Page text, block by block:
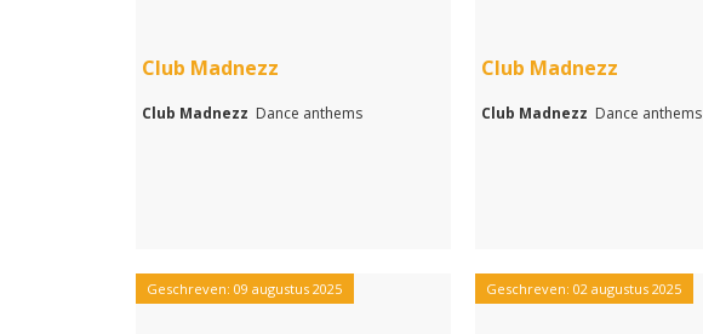
Club Madnezz
Club Madnezz Dance anthems
Club Madnezz
Club Madnezz Dance anthems
Geschreven: 09 augustus 2025 Geschreven: 02 augustus 2025